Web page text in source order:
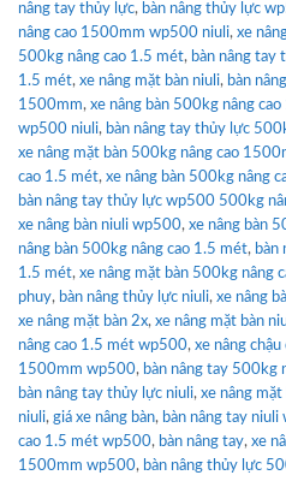
nâng tay thủy lực, bàn nâng thủy lực
nâng cao 1500mm wp500 niuli, xe
500kg nâng cao 1.5 mét, bàn nâng tay
1.5 mét, xe nâng mặt bàn niuli, bàn
1500mm, xe nâng bàn 500kg nâng
wp500 niuli, bàn nâng tay thủy lực
xe nâng mặt bàn 500kg nâng cao
cao 1.5 mét, xe nâng bàn 500kg nâng
bàn nâng tay thủy lực wp500 500kg
xe nâng bàn niuli wp500, xe nâng bàn
nâng bàn 500kg nâng cao 1.5 mét, bàn
1.5 mét, xe nâng mặt bàn 500kg nâng
phuy, bàn nâng thủy lực niuli, xe nâng
xe nâng mặt bàn 2x, xe nâng mặt bàn
nâng cao 1.5 mét wp500, xe nâng chậu
1500mm wp500, bàn nâng tay 500kg
bàn nâng tay thủy lực niuli, xe nâng
niuli, giá xe nâng bàn, bàn nâng tay niuli
cao 1.5 mét wp500, bàn nâng tay, xe
1500mm wp500, bàn nâng thủy lực